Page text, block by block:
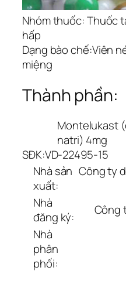
Nhóm thuốc:Thuốc
hấp
Dạng bào chế:Viên
miệng
Thành phần:
Montelukast
natri) 4mg
SĐK:VD-22495-15
Nhà sản
xuất:
Công ty
Nhà
đăng ký:
Công
Nhà
phân
phối: